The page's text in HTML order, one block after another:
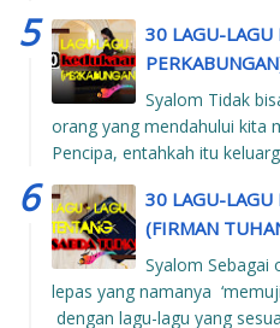
30 LAGU-LAGU
Syalom Tidak
orang yang mendahului kita
Pencipa, entahkah itu
30 LAGU-LAGU
(FIRMAN
Syalom Sebagai
lepas yang namanya
dengan lagu-lagu yang